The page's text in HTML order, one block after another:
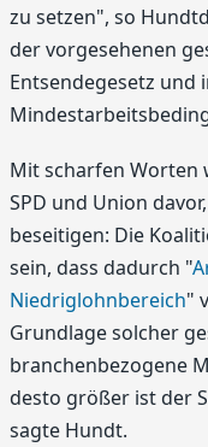
zu setzen", so
der vorgesehenen
Entsendegesetz und
Mit scharfen
SPD und Union
beseitigen: Die
sein, dass dadurch "
Niedriglohnbereich"
Grundlage solcher
branchenbezogene
desto größer ist der
sagte Hundt.